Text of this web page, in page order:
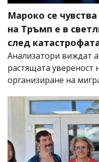
Мароко се
на Тръмп е в
след
Анализатори виждат
растящата увереност
организиране на